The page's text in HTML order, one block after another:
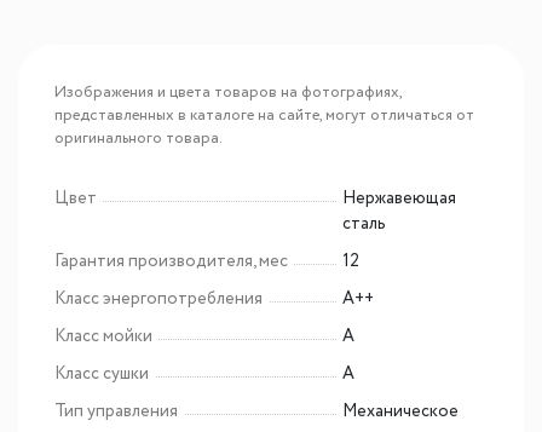
Изображения и цвета товаров на фотографиях,
представленных в каталоге на сайте, могут отличаться от
оригинального товара.
Цвет
Нержавеющая
сталь
Гарантия производителя, мес
12
Класс энергопотребления
A++
Класс мойки
A
Класс сушки
A
Тип управления
Механическое